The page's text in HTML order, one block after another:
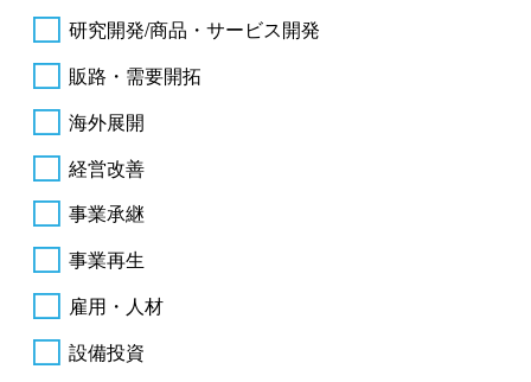
研究開発/商品・サービス開発
販路・需要開拓
海外展開
経営改善
事業承継
事業再生
雇用・人材
設備投資